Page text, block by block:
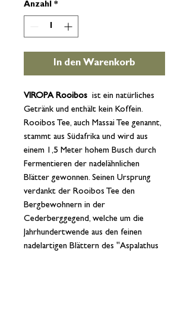
Gramm
Anzahl *
In den Warenkorb
VIROPA Rooibos ist ein natürliches
Getränk und enthält kein Koffein.
Rooibos Tee, auch Massai Tee genannt,
stammt aus Südafrika und wird aus
einem 1,5 Meter hohem Busch durch
Fermentieren der nadelähnlichen
Blätter gewonnen. Seinen Ursprung
verdankt der Rooibos Tee den
Bergbewohnern in der
Cederberggegend, welche um die
Jahrhundertwende aus den feinen
nadelartigen Blättern des "Aspalathus